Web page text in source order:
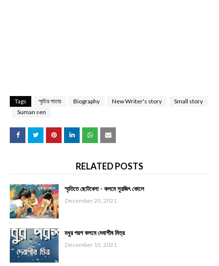
Tags স্মৃতির পাতায় Biography New Writer's story
Small story
Suman sen
RELATED POSTS
স্মৃতিতে ছোটবেলা - কলমে সুরজিৎ কোলে
December 20, 2021
মধুর পরশ কলমে দেবাশীষ মিত্র
December 15, 2021